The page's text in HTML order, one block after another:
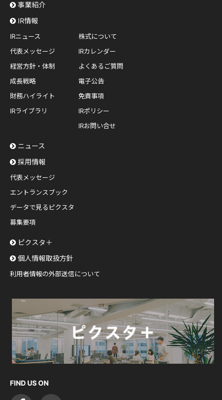
事業紹介
IR情報
IRニュース
代表メッセージ
経営方針・体制
成長戦略
財務ハイライト
IRライブラリ
株式について
IRカレンダー
よくあるご質問
電子公告
免責事項
IRポリシー
IRお問い合せ
ニュース
採用情報
代表メッセージ
エントランスブック
データで見るピクスタ
募集要項
ピクスタ＋
個人情報取扱方針
利用者情報の外部送信について
FIND US ON